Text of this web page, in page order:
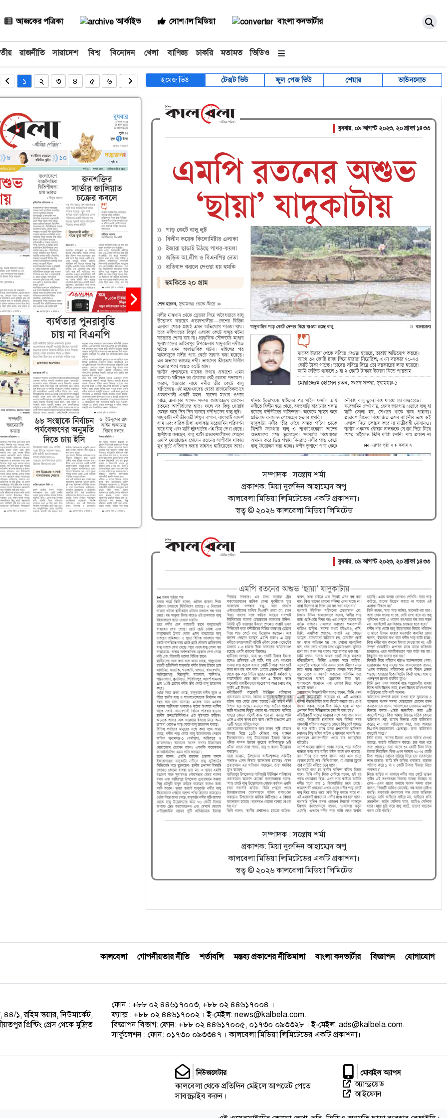
আজকের পত্রিকা আর্কাইভ সোশ্যাল মিডিয়া বাংলা কনভার্টার
রাজনীতি সারাদেশ বিশ্ব বিনোদন খেলা বাণিজ্য চাকরি মতামত ভিডিও
১ ২ ৩ ৪ ৫ ৬ ৭ ৯ ১০
ইমেজ ভিউ টেক্সট ভিউ ফুল পেজ ভিউ শেয়ার ডাউনলোড
বুধবার, ০৯ আগস্ট ২০২৩, ২০ শ্রাবণ ১৪৩৩
সম্পাদক : সন্তোষ শর্মা
প্রকাশক: মিয়া নুরুদ্দিন আহাম্মেদ অপু
কালবেলা মিডিয়া লিমিটেডের একটি প্রকাশনা।
স্বত্ব © ২০২৬ কালবেলা মিডিয়া লিমিটেড
বুধবার, ০৯ আগস্ট ২০২৩, ২০ শ্রাবণ ১৪৩৩
সম্পাদক : সন্তোষ শর্মা
প্রকাশক: মিয়া নুরুদ্দিন আহাম্মেদ অপু
কালবেলা মিডিয়া লিমিটেডের একটি প্রকাশনা।
স্বত্ব © ২০২৬ কালবেলা মিডিয়া লিমিটেড
কালবেলা গোপনীয়তার নীতি শর্তাবলি মন্তব্য প্রকাশের নীতিমালা বাংলা কনভার্টার বিজ্ঞাপন যোগাযোগ
৪৪/১, রহিম স্কয়ার, নিউমার্কেট,
প্রিন্টিং প্রেস থেকে মুদ্রিত।
ফোন : +৮৮ ০২ ৪৪৬১৭০০৩, +৮৮ ০২ ৪৪৬১৭০০৪ ।
ফ্যাক্স : +৮৮ ০২ ৪৪৬১৭০০২ । ই-মেইল:news@kalbela.com.
বিজ্ঞাপন বিভাগ: ফোন: +৮৮ ০২ ৪৪৬১৭০০৫, ০১৭৩০ ০৯৩৩২৮ । ই-মেইল:ads@kalbela.com.
সার্কুলেশন : ফোন: ০১৭৩০ ০৯৩৩৪৭ । কালবেলা মিডিয়া লিমিটেডের একটি প্রকাশনা।
নিউজলেটার
কালবেলা থেকে প্রতিদিন মেইলে আপডেট পেতে
সাবস্ক্রাইব করুন।
মোবাইল অ্যাপস
অ্যান্ড্রয়েড
আইফোন